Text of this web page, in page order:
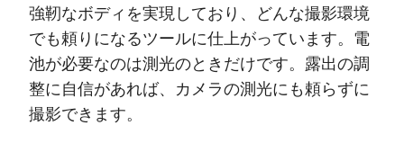
強靭なボディを実現しており、どんな撮影環境
でも頼りになるツールに仕上がっています。電
池が必要なのは測光のときだけです。露出の調
整に自信があれば、カメラの測光にも頼らずに
撮影できます。